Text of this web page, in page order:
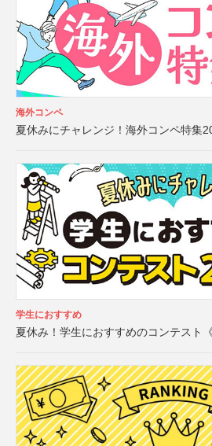
海外コンペ
夏休みにチャレンジ！海外コンペ特集
学生におすすめ
夏休み！学生におすすめのコンテスト